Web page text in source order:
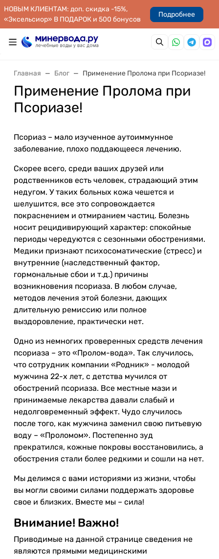
НОВЫМ КЛИЕНТАМ: доп. скидка -15%,
«Эксельсиор» В ПОДАРОК и 500 бонусов
Подробнее
Главная Блог Применение Пролома при Псориазе!
Применение Пролома при
Псориазе!
Псориаз – мало изученное аутоиммунное
заболевание, плохо поддающееся лечению.
Скорее всего, среди ваших друзей или
родственников есть человек, страдающий этим
недугом. У таких больных кожа чешется и
шелушится, все это сопровождается
покраснением и отмиранием частиц. Болезнь
носит рецидивирующий характер: спокойные
периоды чередуются с сезонными обострениями.
Медики признают психосоматические (стресс) и
внутренние (наследственный фактор,
гормональные сбои и т.д.) причины
возникновения псориаза. В любом случае,
методов лечения этой болезни, дающих
длительную ремиссию или полное
выздоровление, практически нет.
Одно из немногих проверенных средств лечения
псориаза – это «Пролом-вода». Так случилось,
что сотрудник компании «Родник» - молодой
мужчина 22-х лет, с детства мучился от
обострений псориаза. Все местные мази и
принимаемые лекарства давали слабый и
недолговременный эффект. Чудо случилось
после того, как мужчина заменил свою питьевую
воду – «Проломом». Постепенно зуд
прекратился, кожные покровы восстановились, а
обострения стали более редкими и сошли на нет.
Мы делимся с вами историями из жизни, чтобы
вы могли своими силами поддержать здоровье
свое и близких. Вместе мы – сила!
Внимание! Важно!
Приводимые на данной странице сведения не
являются прямыми медицинскими